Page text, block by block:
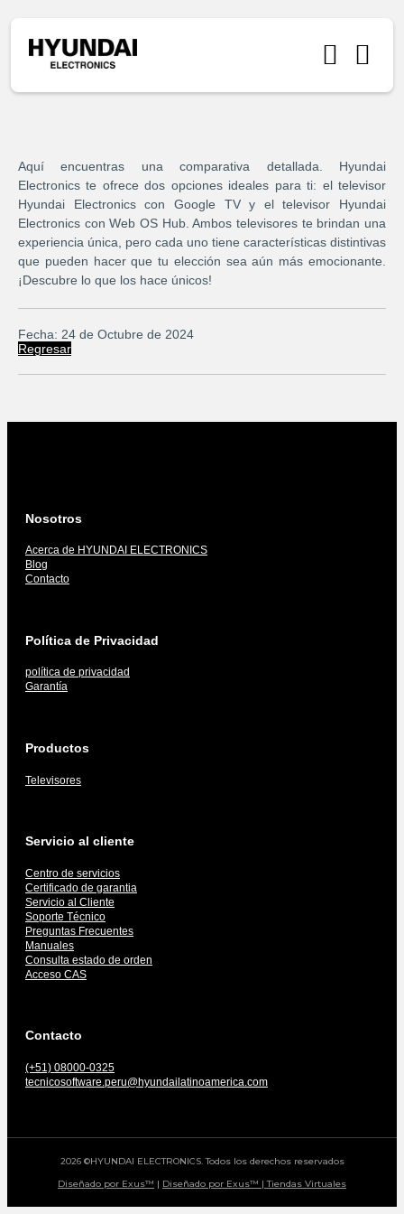
Aquí encuentras una comparativa detallada. Hyundai
Electronics te ofrece dos opciones ideales para ti: el televisor
Hyundai Electronics con Google TV y el televisor Hyundai
Electronics con Web OS Hub. Ambos televisores te brindan una
experiencia única, pero cada uno tiene características distintivas
que pueden hacer que tu elección sea aún más emocionante.
¡Descubre lo que los hace únicos!
Fecha: 24 de Octubre de 2024
Regresar
Nosotros
Acerca de HYUNDAI ELECTRONICS
Blog
Contacto
Política de Privacidad
política de privacidad
Garantía
Productos
Televisores
Servicio al cliente
Centro de servicios
Certificado de garantia
Servicio al Cliente
Soporte Técnico
Preguntas Frecuentes
Manuales
Consulta estado de orden
Acceso CAS
Contacto
(+51) 08000-0325
tecnicosoftware.peru@hyundailatinoamerica.com
2026 ©HYUNDAI ELECTRONICS. Todos los derechos reservados
Diseñado por Exus™ | Diseñado por Exus™ | Tiendas Virtuales